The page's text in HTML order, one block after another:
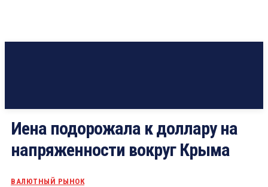
Иена подорожала к доллару на
напряженности вокруг Крыма
ВАЛЮТНЫЙ РЫНОК